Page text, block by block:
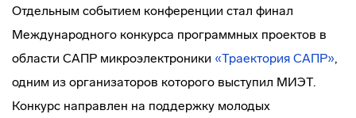
Отдельным событием конференции стал финал
Международного конкурса программных проектов в
области САПР микроэлектроники «Траектория САПР»,
одним из организаторов которого выступил МИЭТ.
Конкурс направлен на поддержку молодых